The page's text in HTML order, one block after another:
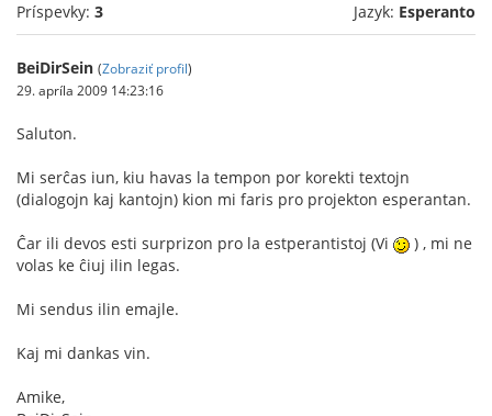
Príspevky: 3 Jazyk: Esperanto
BeiDirSein (Zobraziť profil)
29. apríla 2009 14:23:16
Saluton.
Mi serĉas iun, kiu havas la tempon por korekti textojn
(dialogojn kaj kantojn) kion mi faris pro projekton esperantan.
Ĉar ili devos esti surprizon pro la estperantistoj (Vi
) , mi ne
volas ke ĉiuj ilin legas.
Mi sendus ilin emajle.
Kaj mi dankas vin.
Amike,